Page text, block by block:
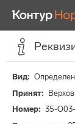
Вид
Принят
Номер
35-